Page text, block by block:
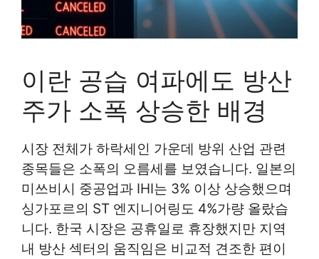
이란 공습 여파에도 방산
주가 소폭 상승한 배경
시장 전체가 하락세인 가운데 방위 산업 관련
종목들은 소폭의 오름세를 보였습니다. 일본의
미쓰비시 중공업과 IHI는 3% 이상 상승했으며
싱가포르의 ST 엔지니어링도 4%가량 올랐습
니다. 한국 시장은 공휴일로 휴장했지만 지역
내 방산 섹터의 움직임은 비교적 견조한 편이